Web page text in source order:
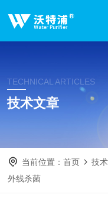
TECHNICAL ARTICLES
技术文章
当前位置：首页 技
外线杀菌